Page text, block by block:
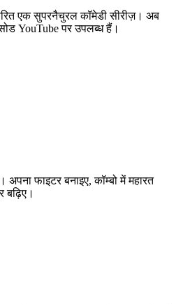
एक सुपरनैचुरल कॉमेडी सीरीज़। अब
YouTube पर उपलब्ध हैं।
फाइटर बनाइए, कॉम्बो में महारत
बढ़िए।